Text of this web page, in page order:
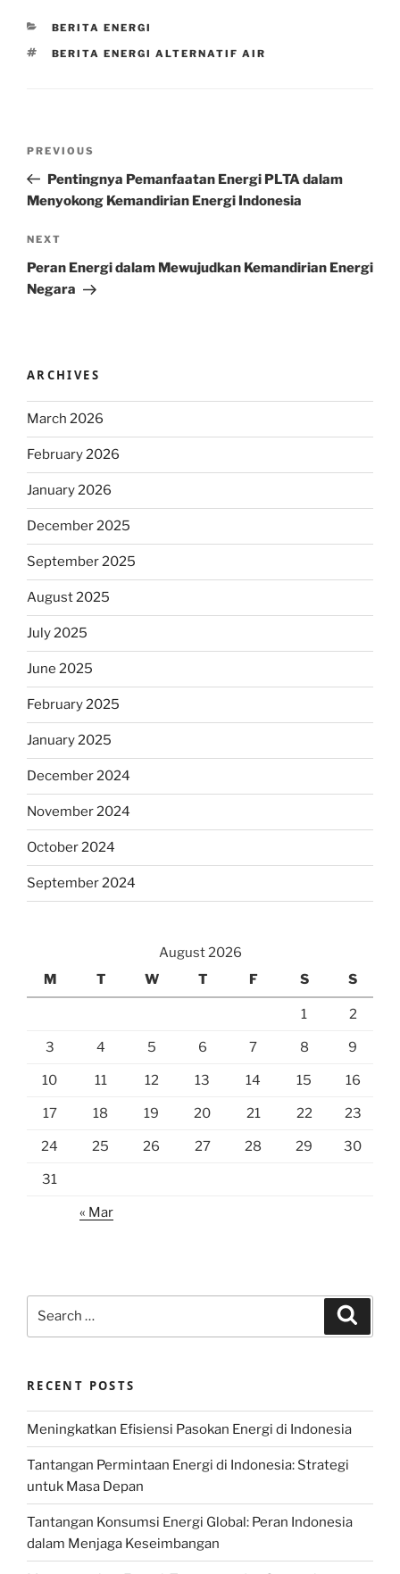
CATEGORIES
BERITA ENERGI
TAGS
BERITA ENERGI ALTERNATIF AIR
Previous
Post
PREVIOUS
Pentingnya Pemanfaatan Energi PLTA dalam
Menyokong Kemandirian Energi Indonesia
Next
Post
NEXT
Peran Energi dalam Mewujudkan Kemandirian Energi
Negara
ARCHIVES
March 2026
February 2026
January 2026
December 2025
September 2025
August 2025
July 2025
June 2025
February 2025
January 2025
December 2024
November 2024
October 2024
September 2024
August 2026
M
T W T F S S
1 2
3 4 5 6 7 8 9
10 11 12 13 14 15 16
17 18 19 20 21 22 23
24 25 26 27 28 29 30
31
« Mar
RECENT POSTS
Meningkatkan Efisiensi Pasokan Energi di Indonesia
Tantangan Permintaan Energi di Indonesia: Strategi
untuk Masa Depan
Tantangan Konsumsi Energi Global: Peran Indonesia
dalam Menjaga Keseimbangan